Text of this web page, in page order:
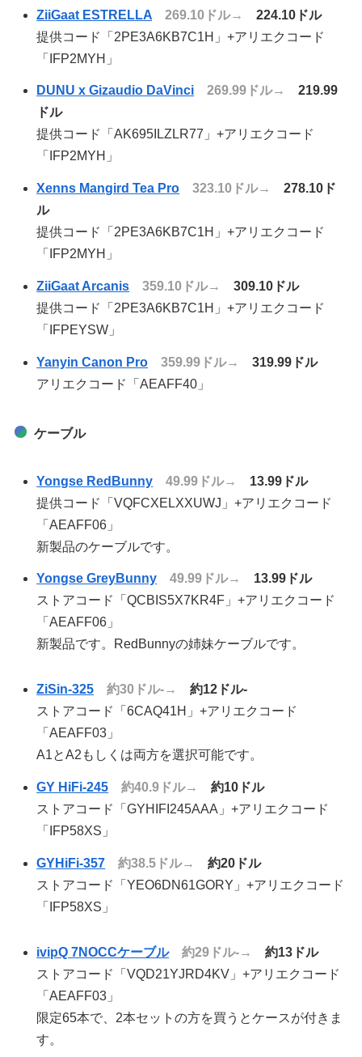
ZiiGaat ESTRELLA 269.10ドル→
224.10ドル
提供コード「2PE3A6KB7C1H」+アリエクコード
「IFP2MYH」
DUNU x Gizaudio DaVinci 269.99ドル→
219.99
ドル
提供コード「AK695ILZLR77」+アリエクコード
「IFP2MYH」
Xenns Mangird Tea Pro 323.10ドル→
278.10ド
ル
提供コード「2PE3A6KB7C1H」+アリエクコード
「IFP2MYH」
ZiiGaat Arcanis 359.10ドル→
309.10ドル
提供コード「2PE3A6KB7C1H」+アリエクコード
「IFPEYSW」
Yanyin Canon Pro 359.99ドル→
319.99ドル
アリエクコード「AEAFF40」
ケーブル
Yongse RedBunny 49.99ドル→
13.99ドル
提供コード「VQFCXELXXUWJ」+アリエクコード
「AEAFF06」
新製品のケーブルです。
Yongse GreyBunny 49.99ドル→
13.99ドル
ストアコード「QCBIS5X7KR4F」+アリエクコード
「AEAFF06」
新製品です。RedBunnyの姉妹ケーブルです。
ZiSin-325 約30ドル-→
約12ドル-
ストアコード「6CAQ41H」+アリエクコード
「AEAFF03」
A1とA2もしくは両方を選択可能です。
GY HiFi-245 約40.9ドル→
約10ドル
ストアコード「GYHIFI245AAA」+アリエクコード
「IFP58XS」
GYHiFi-357 約38.5ドル→
約20ドル
ストアコード「YEO6DN61GORY」+アリエクコード
「IFP58XS」
ivipQ 7NOCCケーブル 約29ドル-→
約13ドル
ストアコード「VQD21YJRD4KV」+アリエクコード
「AEAFF03」
限定65本で、2本セットの方を買うとケースが付きま
す。